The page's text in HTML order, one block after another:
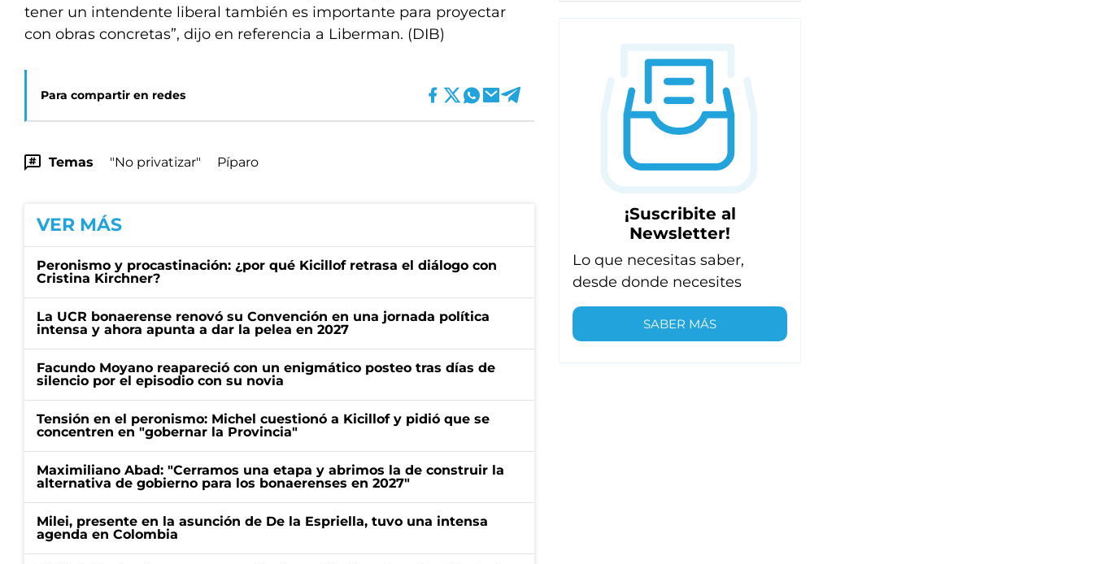
tener un intendente liberal también es importante para proyectar
con obras concretas”, dijo en referencia a Liberman. (DIB)
Para compartir en redes
Temas "No privatizar" Píparo
VER MÁS
Peronismo y procastinación: ¿por qué Kicillof retrasa el diálogo con
Cristina Kirchner?
La UCR bonaerense renovó su Convención en una jornada política
intensa y ahora apunta a dar la pelea en 2027
Facundo Moyano reapareció con un enigmático posteo tras días de
silencio por el episodio con su novia
Tensión en el peronismo: Michel cuestionó a Kicillof y pidió que se
concentren en "gobernar la Provincia"
Maximiliano Abad: "Cerramos una etapa y abrimos la de construir la
alternativa de gobierno para los bonaerenses en 2027"
Milei, presente en la asunción de De la Espriella, tuvo una intensa
agenda en Colombia
¡Suscribite al
Newsletter!
Lo que necesitas saber,
desde donde necesites
SABER MÁS